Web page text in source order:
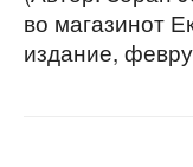
во магазинот
издание,